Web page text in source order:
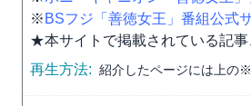
※ BSフジ「善徳女王」番組公式
★本サイトで掲載されている記事
再生方法: 紹介したページには上の